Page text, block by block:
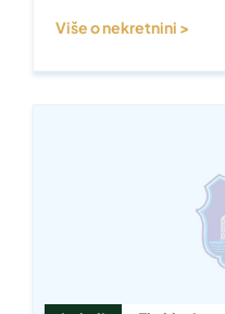
Više o nekretnini >